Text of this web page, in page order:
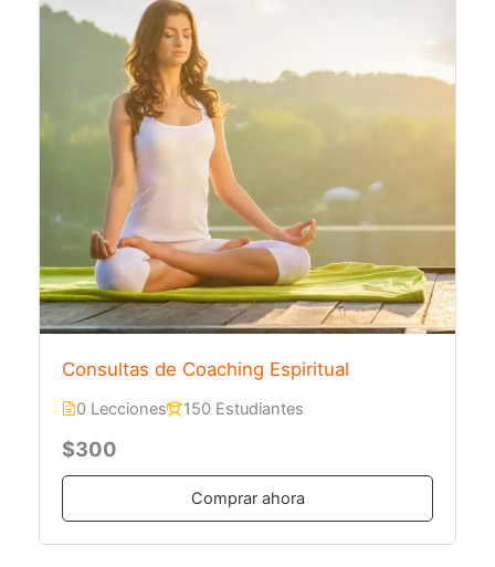
Consultas de Coaching Espiritual
0 Lecciones 150 Estudiantes
$300
Comprar ahora